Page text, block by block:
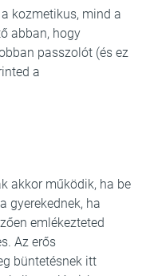
kozmetikus, mind a
abban, hogy
passzolót (és ez
a
akkor működik, ha be
gyerekednek, ha
emlékezteted
Az erős
büntetésnek itt